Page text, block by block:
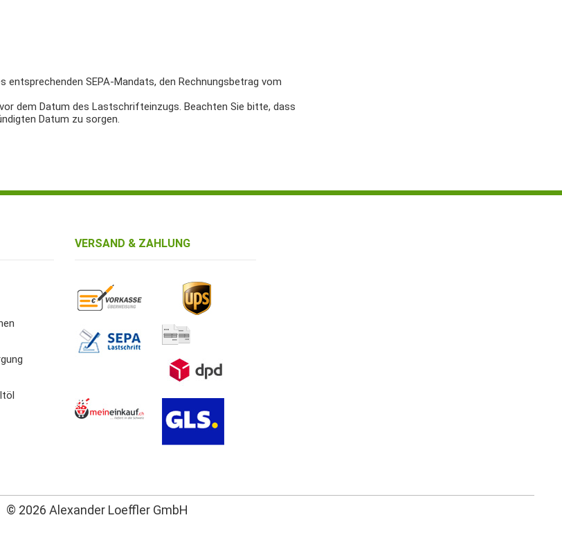
SEPA-Mandats, den Rechnungsbetrag vom
dem Datum des Lastschrifteinzugs. Beachten Sie bitte, dass
Datum zu sorgen.
VERSAND & ZAHLUNG
© 2026 Alexander Loeffler GmbH